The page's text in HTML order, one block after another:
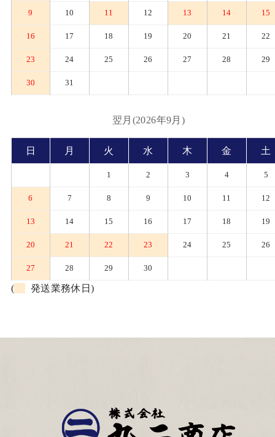
9 10 11 12 13 14 15
16 17 18 19 20 21 22
23 24 25 26 27 28 29
30 31
翌月(2026年9月)
日 月 火 水 木 金 土
1 2 3 4 5
6 7 8 9 10 11 12
13 14 15 16 17 18 19
20 21 22 23 24 25 26
27 28 29 30
( 発送業務休日)